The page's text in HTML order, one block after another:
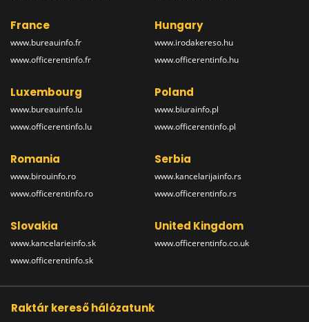
France
www.bureauinfo.fr
www.officerentinfo.fr
Hungary
www.irodakereso.hu
www.officerentinfo.hu
Luxembourg
www.bureauinfo.lu
www.officerentinfo.lu
Poland
www.biurainfo.pl
www.officerentinfo.pl
Romania
www.birouinfo.ro
www.officerentinfo.ro
Serbia
www.kancelarijainfo.rs
www.officerentinfo.rs
Slovakia
www.kancelarieinfo.sk
www.officerentinfo.sk
United Kingdom
www.officerentinfo.co.uk
Raktár kereső hálózatunk